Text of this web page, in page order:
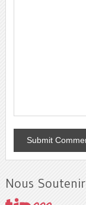
Nous Soutenir